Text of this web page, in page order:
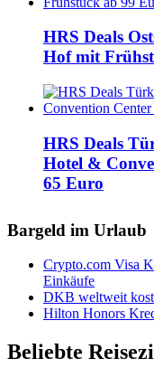
HRS Deals
Hof mit
HRS Deals
Hotel &
65 Euro
Bargeld im Urlaub
Crypto.com Visa
Einkäufe
DKB weltweit
Hilton Honors
Beliebte